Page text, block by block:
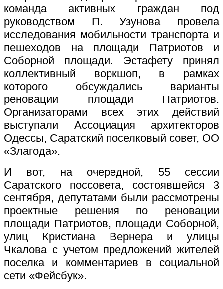
команда активных граждан под
руководством П. Узунова провела
исследования мобильности транспорта и
пешеходов на площади Патриотов и
Соборной площади. Эстафету принял
коллективный воркшоп, в рамках
которого обсуждались варианты
реновации площади Патриотов.
Организаторами всех этих действий
выступали Ассоциация архитекторов
Одессы, Саратский поселковый совет, ОО
«Злагода».
И вот, на очередной, 55 сессии
Саратского поссовета, состоявшейся 3
сентября, депутатами были рассмотрены
проектные решения по реновации
площади Патриотов, площади Соборной,
улиц Кристиана Вернера и улицы
Чкалова с учетом предложений жителей
поселка и комментариев в социальной
сети «Фейсбук».